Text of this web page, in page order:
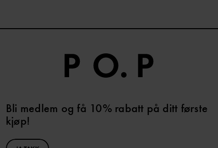
Bli medlem og få 10% rabatt på ditt første
kjøp!